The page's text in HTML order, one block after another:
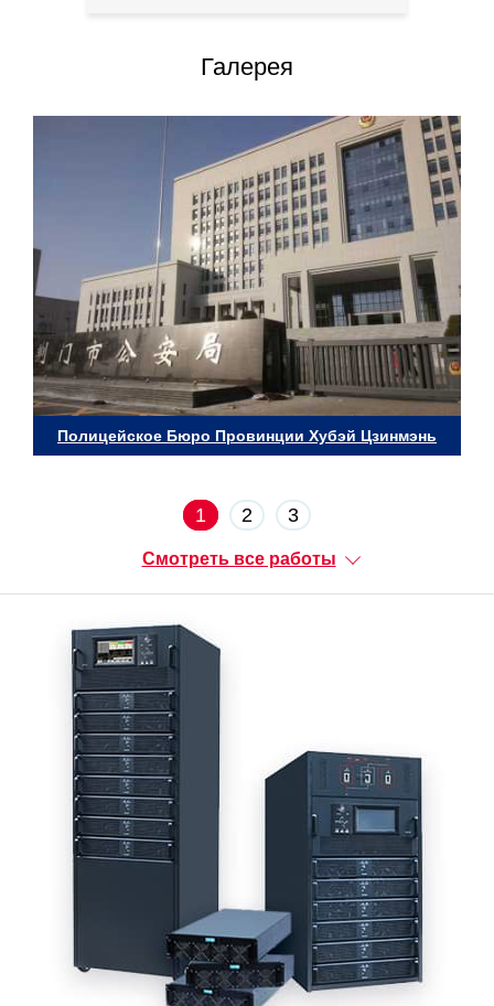
Галерея
Полицейское Бюро Провинции Хубэй Цзинмэнь
1 2 3
Смотреть все работы